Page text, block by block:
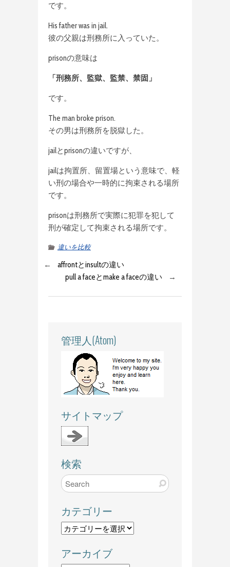
です。
His father was in jail.
彼の父親は刑務所に入っていた。
prisonの意味は
「刑務所、監獄、監禁、禁固」
です。
The man broke prison.
その男は刑務所を脱獄した。
jailとprisonの違いですが、
jailは拘置所、留置場という意味で、軽
い刑の場合や一時的に拘束される場所
です。
prisonは刑務所で実際に犯罪を犯して
刑が確定して拘束される場所です。
違いを比較
←
affrontとinsultの違い
pull a faceとmake a faceの違い
→
管理人(Atom)
サイトマップ
検索
カテゴリー
カ
ゴ
リ
アーカイブ